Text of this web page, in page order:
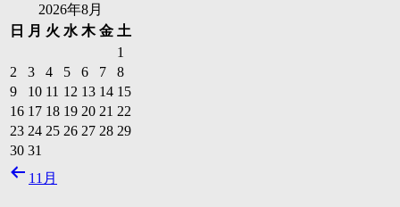
2026年8月
日
月 火 水 木 金 土
1
2
3 4 5 6 7
8
9
10 11 12 13 14 15
16 17 18 19 20 21 22
23 24 25 26 27 28 29
30 31
11月